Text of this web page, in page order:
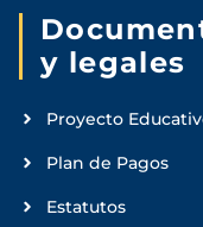
y legales
Proyecto
Plan de Pagos
Estatutos